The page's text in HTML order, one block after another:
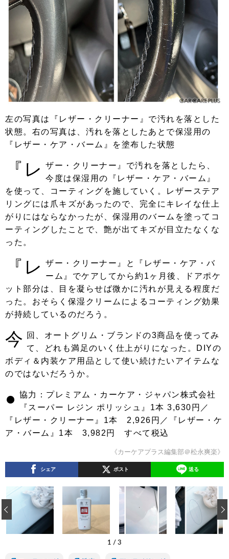
左の写真は『レザー・クリーナー』で汚れを落とした
状態。右の写真は、汚れを落としたあとで保湿用の
『レザー・ケア・バーム』を塗布した状態
『レ
ザー・クリーナー』で汚れを落としたら、
今度は保湿用の『レザー・ケア・バーム』
を使って、コーティングを施していく。レザーステア
リングには爪キズがあったので、完全にキレイな仕上
がりにはならなかったが、保湿用のバームを塗ってコ
ーティングしたことで、艶が出てキズが目立たなくな
った。
『レ
ザー・クリーナー』と『レザー・ケア・バ
ーム』でケアしてから約1ヶ月後、ドアポケ
ット部分は、目を凝らせば微かに汚れが見える程度だ
った。おそらく保湿クリームによるコーティング効果
が持続しているのだろう。
今 回、オートグリム・ブランドの3商品を使ってみ
て、どれも満足のいく仕上がりになった。DIYの
ボディ＆内装ケア用品として使い続けたいアイテムな
のではないだろうか。
● 協力：プレミアム・カーケア・ジャパン株式会社
『スーパー レジン ポリッシュ』1本 3,630円／
『レザー・クリーナー』1本 2,926円／『レザー・ケ
ア・バーム』1本 3,982円 すべて税込
《カーケアプラス編集部＠松永爽楽》
シェア ポスト 送る
1 / 3
‹